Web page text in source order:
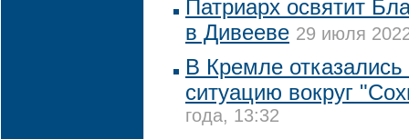
Патриарх освятит
в Дивееве 29 июля
В Кремле
ситуацию вокруг
года, 13:32